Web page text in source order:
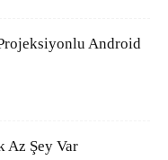
Android
Az Şey Var